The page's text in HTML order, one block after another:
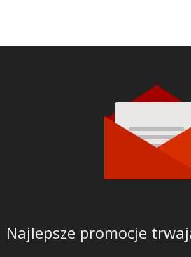
Najlepsze promocje